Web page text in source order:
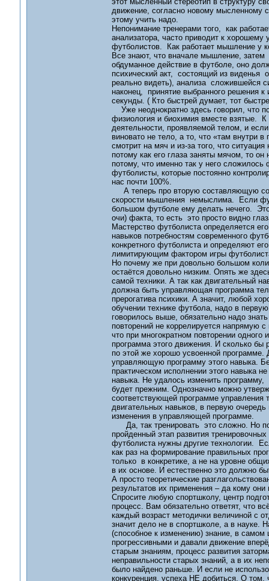
движение, согласно новому мысленному
этому учить надо.
Непонимание тренерами того, как
анализатора, часто приводит к
футболистов. Как работает мышление у
Все знают, что вначале мышление, затем
обдуманное действие в футболе, оно
психический акт, состоящий из виденья
реально видеть), анализа сложившейся
наконец, принятие выбранного решения
секунды. ( Кто быстрей думает, тот
Уже неоднократно здесь говорил, что
физиология и биохимия вместе взятые.
деятельности, проявляемой телом, и
виновато не тело, а то, что «там внутри
смотрит на мяч и из-за того, что
потому как его глаза заняты мячом, то
потому, что именно так у него
футболисты, которые постоянно
нас почти 100%.
А теперь про вторую составляющую
скорости мышления немыслима. Если
большом футболе ему делать нечего.
очи) факта, то есть это просто видно
Мастерство футболиста определяется
навыков потребностям современного
конкретного футболиста и определяют
лимитирующим фактором игры
Но почему же при довольно большом
остаётся довольно низким. Опять же
самой техники. А так как двигательный
должна быть управляющая программа
прерогатива психики. А значит, любой
обучении технике футбола, надо в
говорилось выше, обязательно надо
повторений не коррелируется напрямую
что при многократном повторении
программа этого движения. И сколько
по этой же хорошо усвоенной программе.
управляющую программу этого навыка.
практическом исполнении этого навыка
навыка. Не удалось изменить
будет прежним. Однозначно можно
соответствующей программе управления
двигательных навыков, в первую
изменения в управляющей программе.
Да, так тренировать это сложно. Но
пройденный этап развития
футболиста нужны другие технологии.
как раз на формирование правильных
только в конкретике, а не на уровне
в их основе. И естественно это должно
А просто теоретические
результатов их применения – да кому они
Спросите любую спортшколу, центр
процесс. Вам обязательно ответят, что
каждый возраст методички величиной с
значит дело не в спортшколе, а в науке.
(способное к изменению) знание, в
прогрессивными и давали движение
старым знаниям, процесс развития
неправильности старых знаний, а в их
было найдено раньше. И если не
конкуренция, успеха НЕ добиться. О